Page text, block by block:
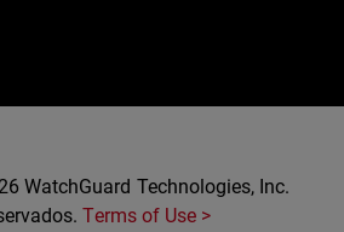
WatchGuard Technologies, Inc.
Terms of Use >